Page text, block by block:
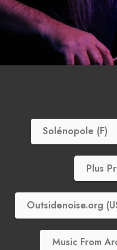
Solénopole (F)
Plus
Outsidenoise.org
Music From